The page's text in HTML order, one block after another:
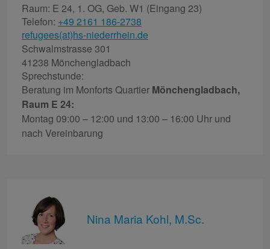
Raum: E 24, 1. OG, Geb. W1 (Eingang 23)
Telefon: +49 2161 186-2738
refugees(at)hs-niederrhein.de
Schwalmstrasse 301
41238 Mönchengladbach
Sprechstunde:
Beratung im Monforts Quartier Mönchengladbach,
Raum E 24:
Montag 09:00 – 12:00 und 13:00 – 16:00 Uhr und
nach Vereinbarung
Nina Maria Kohl, M.Sc.